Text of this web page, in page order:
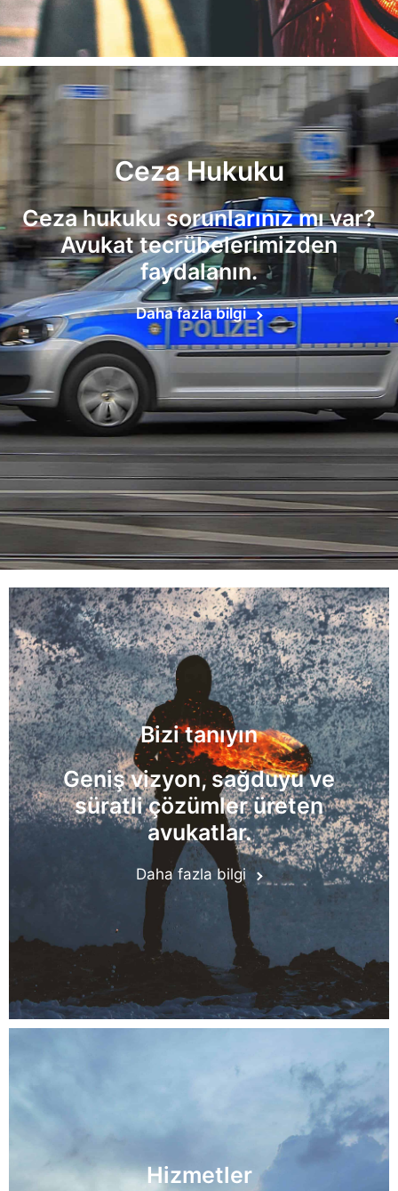
Ceza Hukuku
Ceza hukuku sorunlarınız mı var?
Avukat tecrübelerimizden
faydalanın.
Daha fazla bilgi
Bizi tanıyın
Geniş vizyon, sağduyu ve
süratli çözümler üreten
avukatlar.
Daha fazla bilgi
Hizmetler